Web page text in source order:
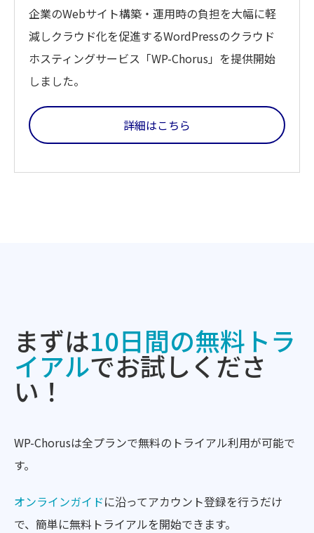
企業のWebサイト構築・運用時の負担を大幅に軽
減しクラウド化を促進するWordPressのクラウド
ホスティングサービス「WP-Chorus」を提供開始
しました。
詳細はこちら
まずは10日間の無料トラ
イアルでお試しくださ
い！
WP-Chorusは全プランで無料のトライアル利用が可能で
す。
オンラインガイドに沿ってアカウント登録を行うだけ
で、簡単に無料トライアルを開始できます。